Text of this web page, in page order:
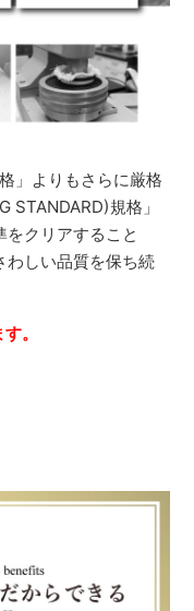
」よりもさらに厳格
STANDARD)規格」
クリアすること
わしい品質を保ち続
。